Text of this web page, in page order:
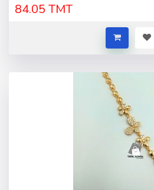
84.05 TMT